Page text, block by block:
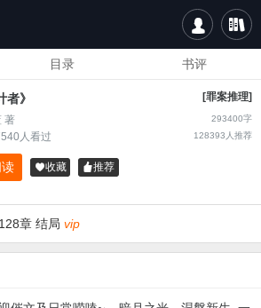
 
目录 书评
[罪案推理]
者》
293400字
著
128393 人推荐
人看过
收藏 推荐
章 结局 vip